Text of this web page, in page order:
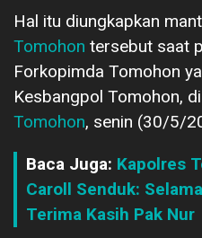
Hal itu diungkapkan
Tomohon tersebut saat
Forkopimda Tomohon
Kesbangpol Tomohon,
Tomohon, senin (30/5/
Baca Juga: Kapolres
Caroll Senduk:
Terima Kasih Pak Nur